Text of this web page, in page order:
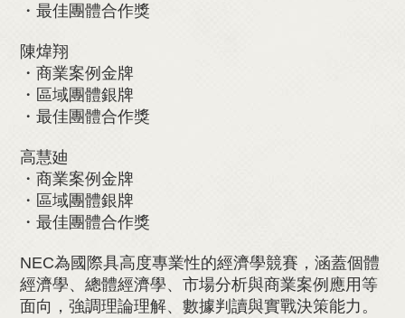
・最佳團體合作獎
陳煒翔
・商業案例金牌
・區域團體銀牌
・最佳團體合作獎
高慧廸
・商業案例金牌
・區域團體銀牌
・最佳團體合作獎
NEC為國際具高度專業性的經濟學競賽，涵蓋個體
經濟學、總體經濟學、市場分析與商業案例應用等
面向，強調理論理解、數據判讀與實戰決策能力。